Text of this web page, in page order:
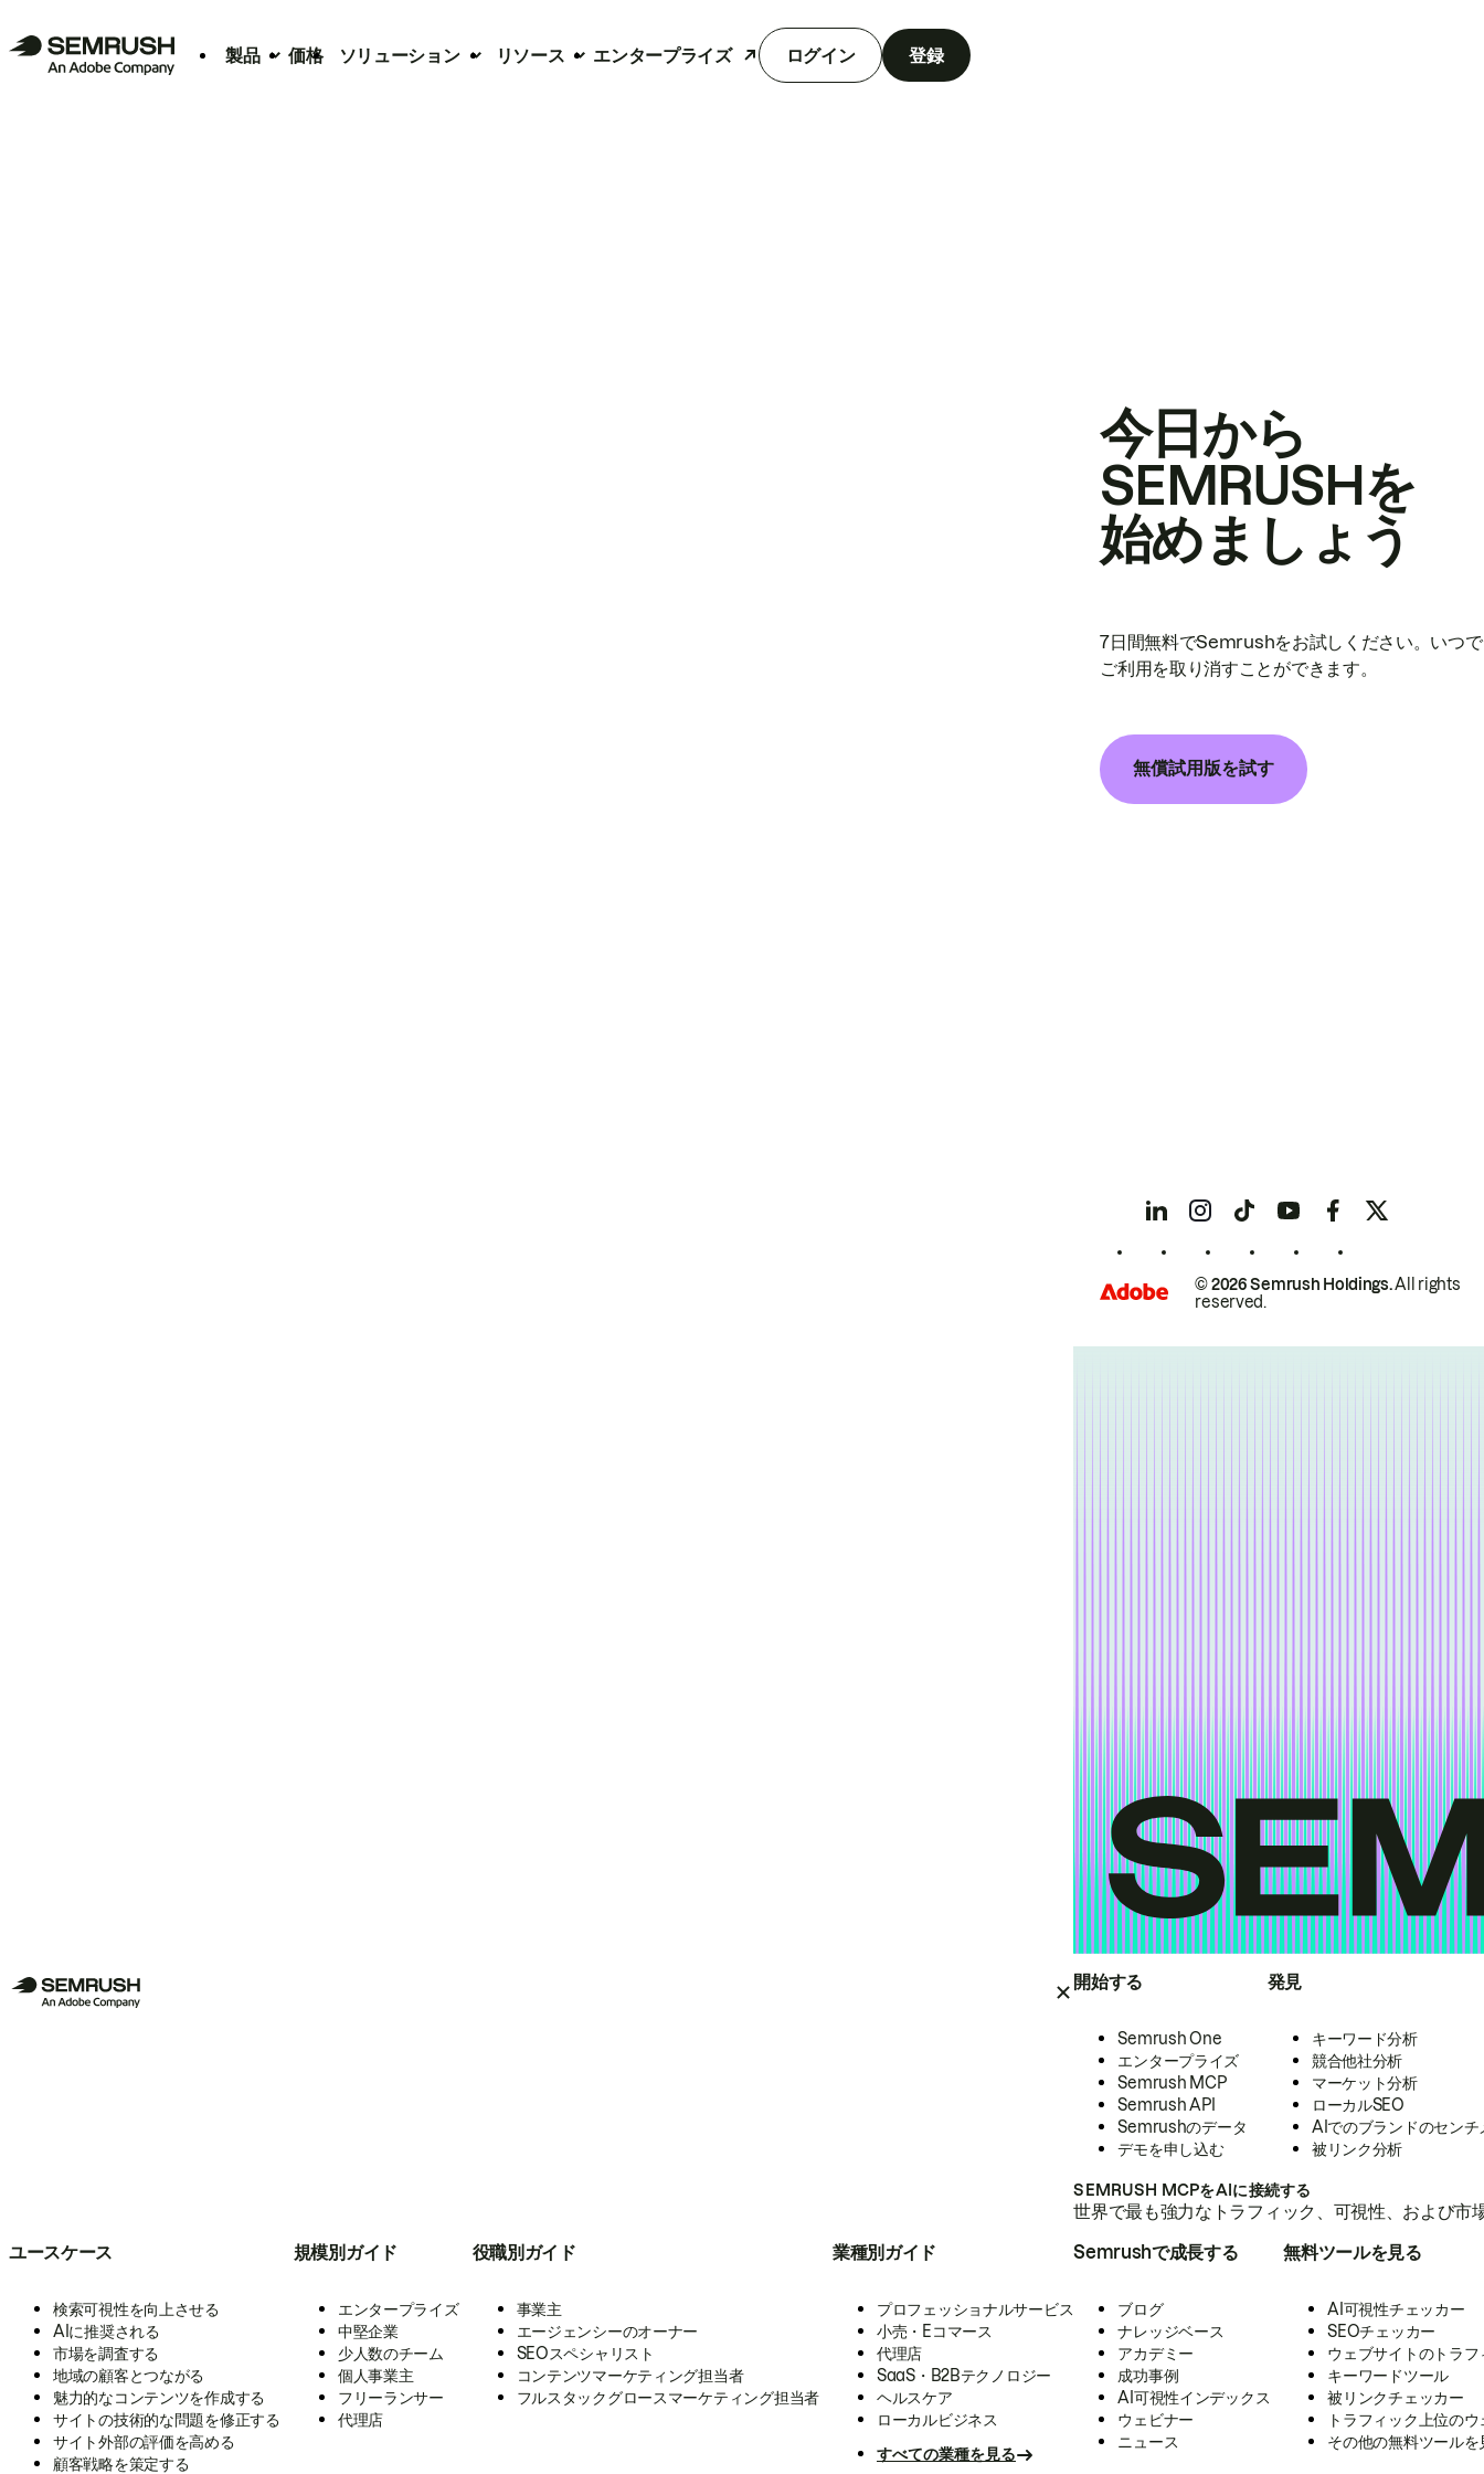
製品 価格 ソリューション リソース エンタープライズ ログイン 登録
開始する
Semrush One
エンタープライズ
Semrush MCP
Semrush API
Semrushのデータ
デモを申し込む
発見
キーワード分析
競合他社分析
マーケット分析
ローカルSEO
AIでのブランドのセンチ
被リンク分析
SEMRUSH MCPをAIに接続する
世界で最も強力なトラフィック、可視性、および
ユースケース
検索可視性を向上させる
AIに推奨される
市場を調査する
地域の顧客とつながる
魅力的なコンテンツを作成する
サイトの技術的な問題を修正する
サイト外部の評価を高める
顧客戦略を策定する
規模別ガイド
エンタープライズ
中堅企業
少人数のチーム
個人事業主
フリーランサー
代理店
役職別ガイド
事業主
エージェンシーのオーナー
SEOスペシャリスト
コンテンツマーケティング担当者
フルスタックグロースマーケティング担当者
業種別ガイド
プロフェッショナルサービス
小売・Eコマース
代理店
SaaS・B2Bテクノロジー
ヘルスケア
ローカルビジネス
すべての業種を見る
Semrushで成長する
ブログ
ナレッジベース
アカデミー
成功事例
AI可視性インデックス
ウェビナー
ニュース
無料ツールを見る
AI可視性チェッカー
SEOチェッカー
ウェブサイトのトラ
キーワードツール
被リンクチェッカー
トラフィック上位の
その他の無料ツールを
今日から
SEMRUSHを
始めましょう
7日間無料でSemrushをお試しください。いつ
ご利用を取り消すことができます。
無償試用版を試す
© 2026 Semrush Holdings.All rights
reserved.